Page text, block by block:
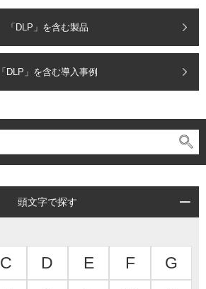
「DLP」を含む製品
「DLP」を含む導入事例
頭文字で探す
C D E F
G